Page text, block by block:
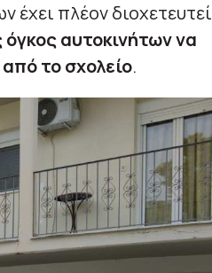
έχει πλέον διοχετευτεί
αυτοκινήτων να
το σχολείο.